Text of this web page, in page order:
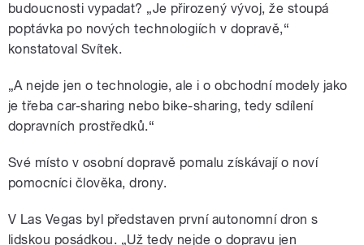
budoucnosti vypadat? „Je přirozený vývoj, že stoupá
poptávka po nových technologiích v dopravě,“
konstatoval Svítek.
„A nejde jen o technologie, ale i o obchodní modely jako
je třeba car-sharing nebo bike-sharing, tedy sdílení
dopravních prostředků.“
Své místo v osobní dopravě pomalu získávají o noví
pomocníci člověka, drony.
V Las Vegas byl představen první autonomní dron s
lidskou posádkou. „Už tedy nejde o dopravu jen